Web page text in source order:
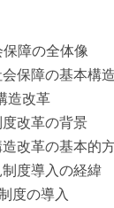
障の全体像
保障の基本構造
造改革
改革の背景
改革の基本的
度導入の経緯
度の導入